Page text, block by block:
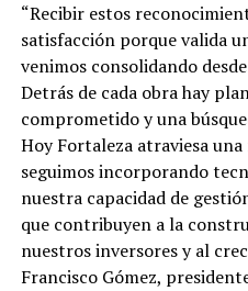
“Recibir estos
satisfacción porque valida
venimos consolidando
Detrás de cada obra hay
comprometido y una
Hoy Fortaleza atraviesa
seguimos incorporando
nuestra capacidad de
que contribuyen a la
nuestros inversores y al
Francisco Gómez,